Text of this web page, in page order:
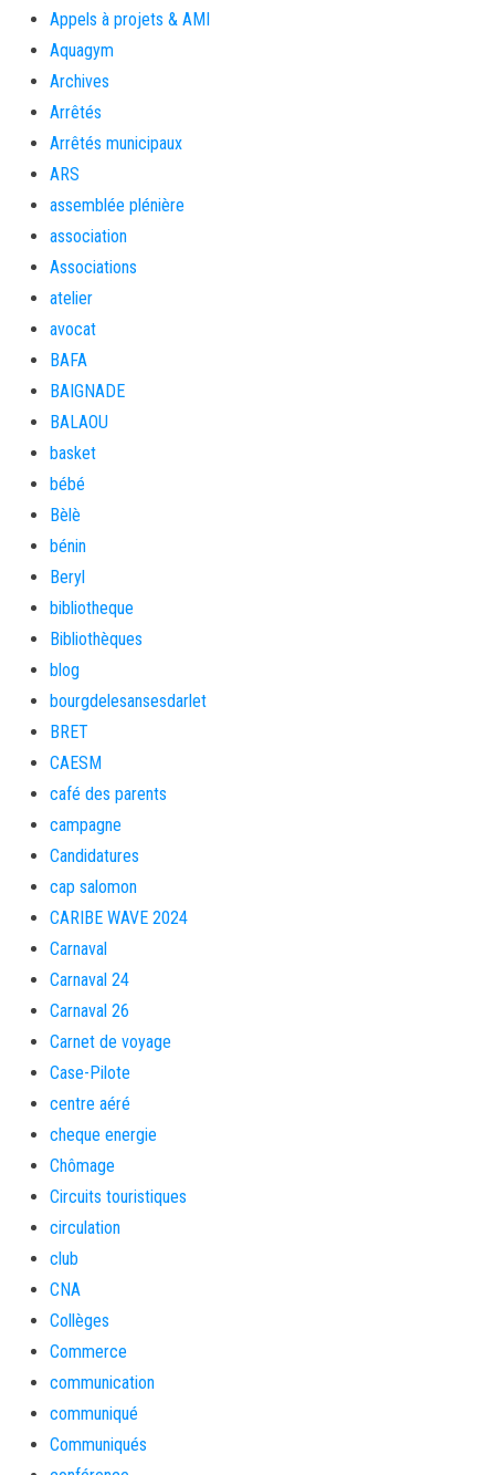
Appels à projets & AMI
Aquagym
Archives
Arrêtés
Arrêtés municipaux
ARS
assemblée plénière
association
Associations
atelier
avocat
BAFA
BAIGNADE
BALAOU
basket
bébé
Bèlè
bénin
Beryl
bibliotheque
Bibliothèques
blog
bourgdelesansesdarlet
BRET
CAESM
café des parents
campagne
Candidatures
cap salomon
CARIBE WAVE 2024
Carnaval
Carnaval 24
Carnaval 26
Carnet de voyage
Case-Pilote
centre aéré
cheque energie
Chômage
Circuits touristiques
circulation
club
CNA
Collèges
Commerce
communication
communiqué
Communiqués